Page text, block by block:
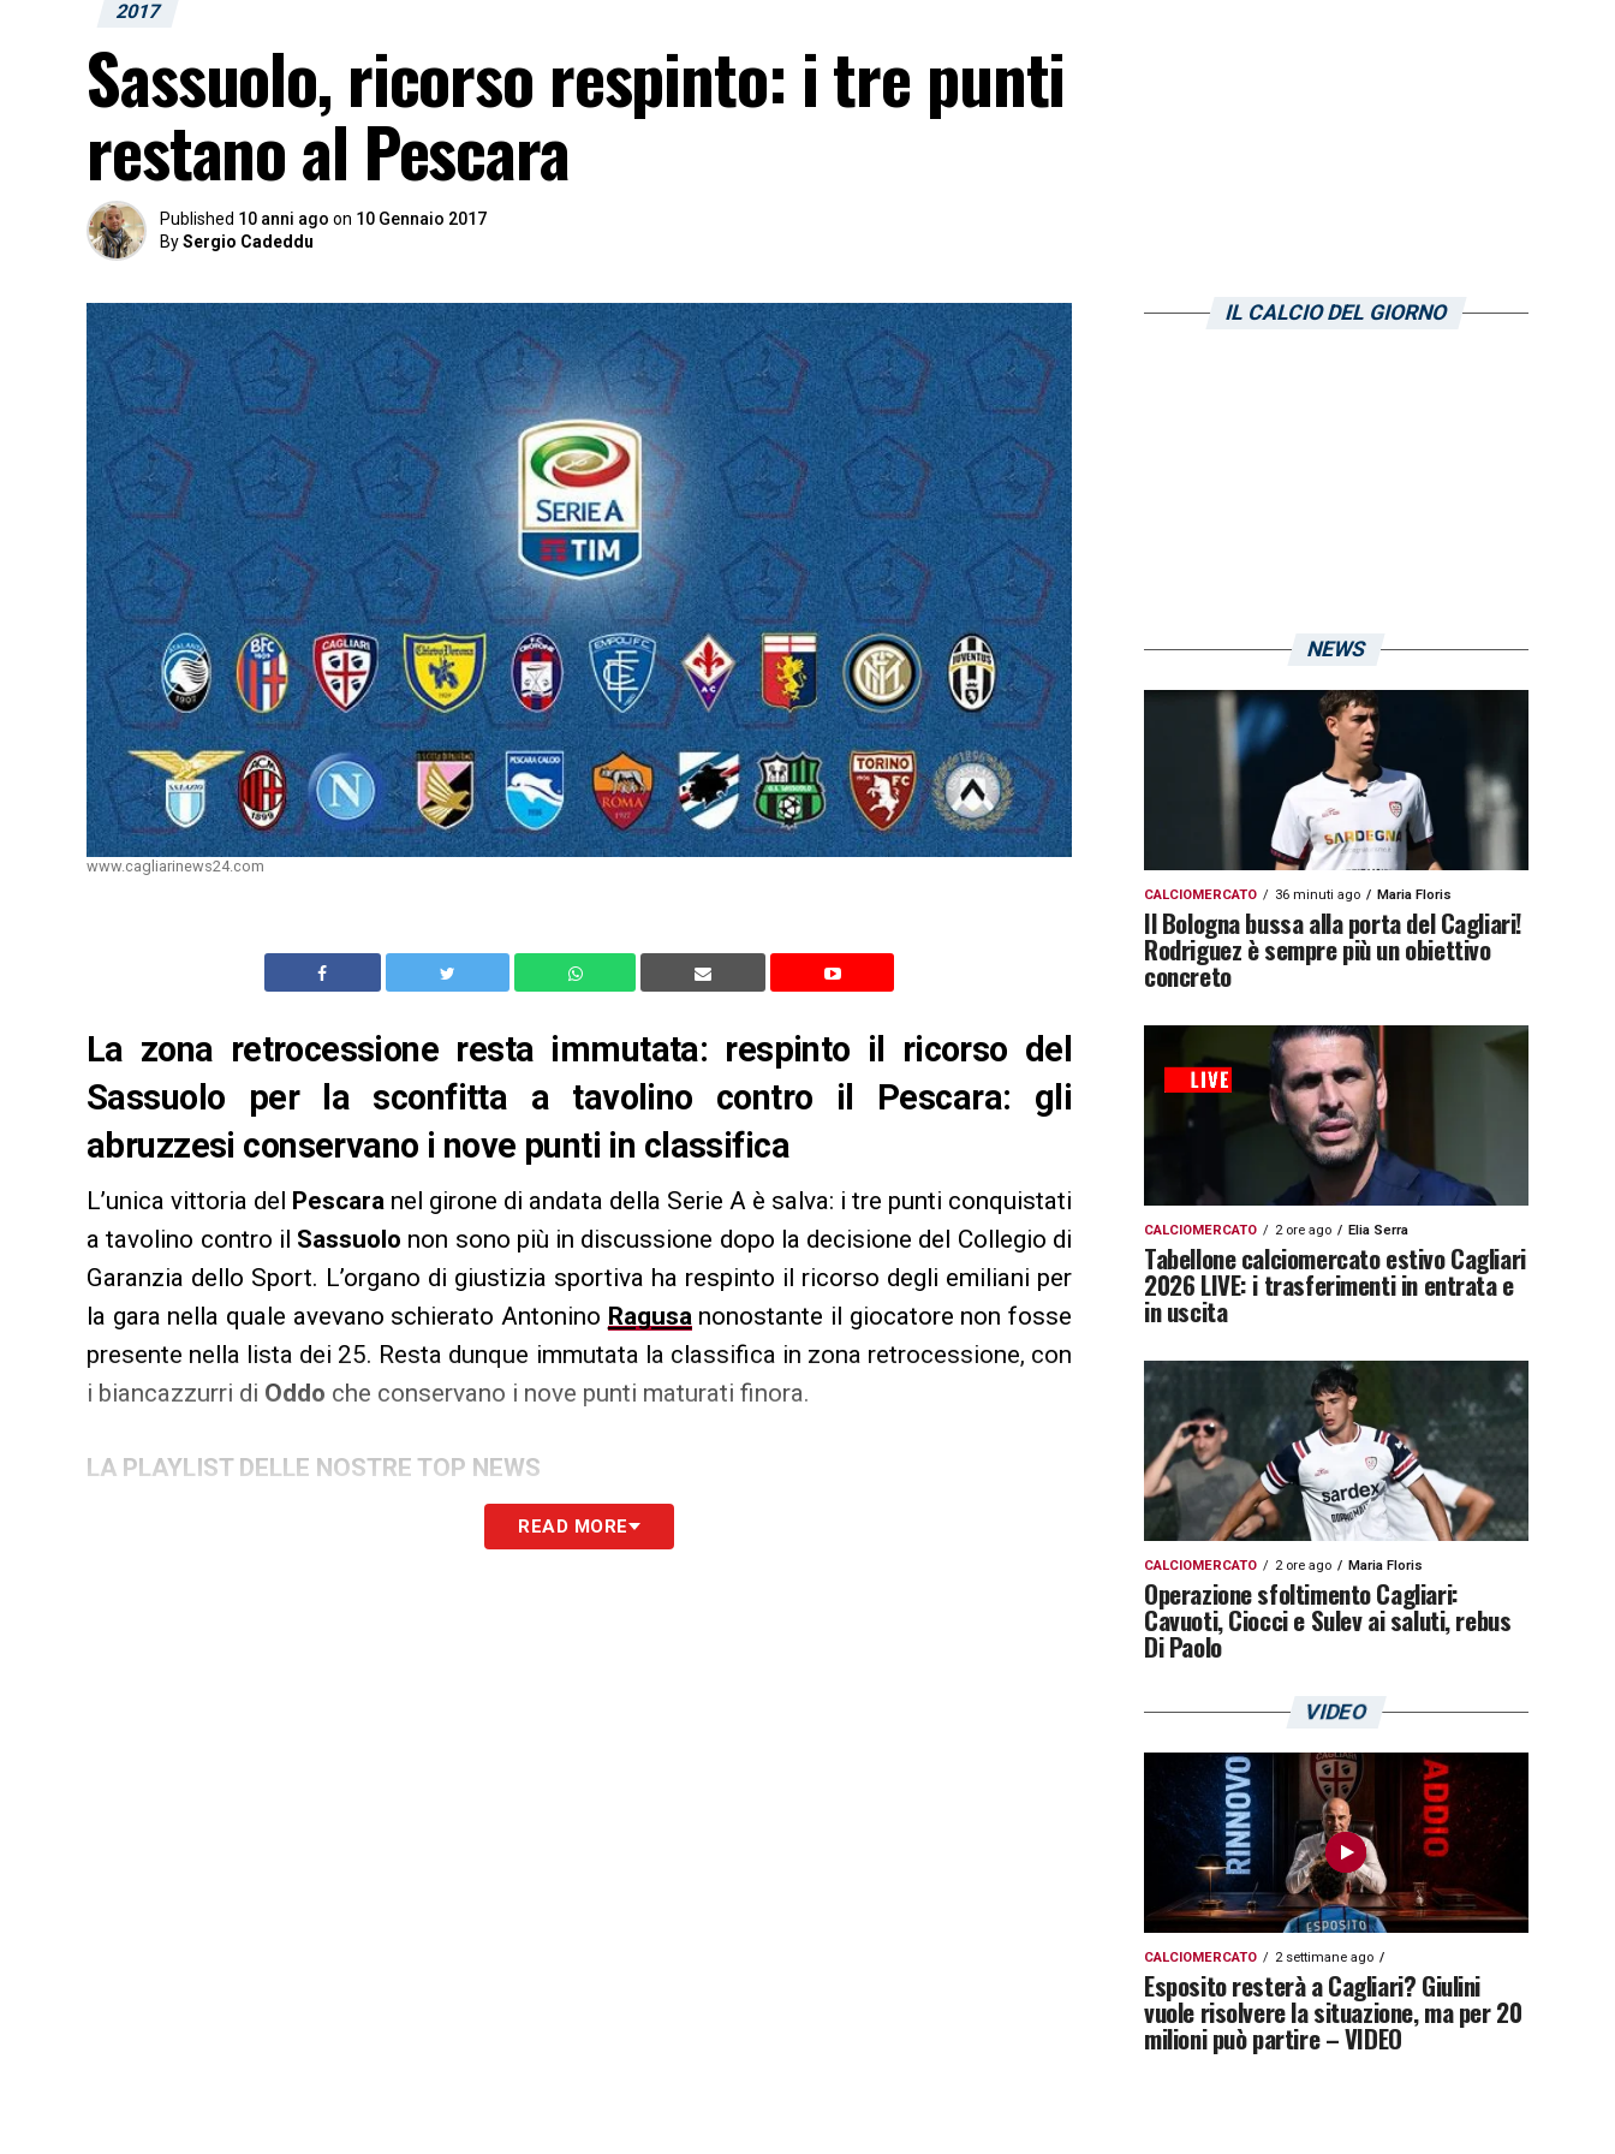
2017
Sassuolo, ricorso respinto: i tre punti
restano al Pescara
Published 10 anni ago on 10 Gennaio 2017
BySergio Cadeddu
www.cagliarinews24.com
La zona retrocessione resta immutata: respinto il ricorso del
Sassuolo per la sconfitta a tavolino contro il Pescara: gli
abruzzesi conservano i nove punti in classifica
L’unica vittoria del Pescara nel girone di andata della Serie A è salva: i tre punti conquistati
a tavolino contro il Sassuolo non sono più in discussione dopo la decisione del Collegio di
Garanzia dello Sport. L’organo di giustizia sportiva ha respinto il ricorso degli emiliani per
la gara nella quale avevano schierato Antonino Ragusa nonostante il giocatore non fosse
presente nella lista dei 25. Resta dunque immutata la classifica in zona retrocessione, con
i biancazzurri di Oddo che conservano i nove punti maturati finora.
LA PLAYLIST DELLE NOSTRE TOP NEWS
READ MORE
IL CALCIO DEL GIORNO
NEWS
CALCIOMERCATO 36 minuti ago Maria Floris
Il Bologna bussa alla porta del Cagliari!
Rodriguez è sempre più un obiettivo
concreto
CALCIOMERCATO 2 ore ago Elia Serra
Tabellone calciomercato estivo Cagliari
2026 LIVE: i trasferimenti in entrata e
in uscita
CALCIOMERCATO 2 ore ago Maria Floris
Operazione sfoltimento Cagliari:
Cavuoti, Ciocci e Sulev ai saluti, rebus
Di Paolo
VIDEO
CALCIOMERCATO 2 settimane ago
Esposito resterà a Cagliari? Giulini
vuole risolvere la situazione, ma per 20
milioni può partire – VIDEO